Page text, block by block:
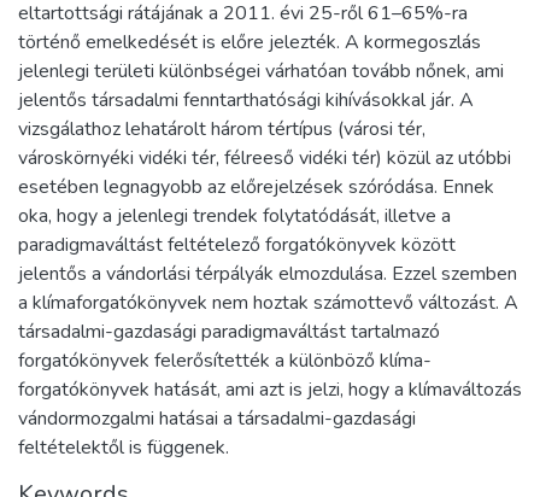
eltartottsági rátájának a 2011. évi 25-ről 61–65%-ra
történő emelkedését is előre jelezték. A kormegoszlás
jelenlegi területi különbségei várhatóan tovább nőnek, ami
jelentős társadalmi fenntarthatósági kihívásokkal jár. A
vizsgálathoz lehatárolt három tértípus (városi tér,
városkörnyéki vidéki tér, félreeső vidéki tér) közül az utóbbi
esetében legnagyobb az előrejelzések szóródása. Ennek
oka, hogy a jelenlegi trendek folytatódását, illetve a
paradigmaváltást feltételező forgatókönyvek között
jelentős a vándorlási térpályák elmozdulása. Ezzel szemben
a klímaforgatókönyvek nem hoztak számottevő változást. A
társadalmi-gazdasági paradigmaváltást tartalmazó
forgatókönyvek felerősítették a különböző klíma-
forgatókönyvek hatását, ami azt is jelzi, hogy a klímaváltozás
vándormozgalmi hatásai a társadalmi-gazdasági
feltételektől is függenek.